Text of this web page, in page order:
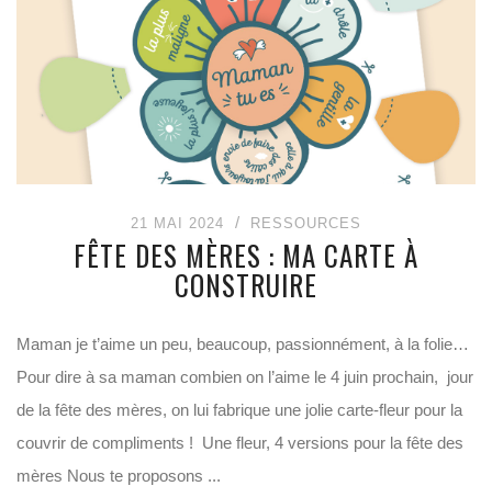
21 MAI 2024 RESSOURCES
FÊTE DES MÈRES : MA CARTE À
CONSTRUIRE
Maman je t’aime un peu, beaucoup, passionnément, à la folie…
Pour dire à sa maman combien on l’aime le 4 juin prochain, jour
de la fête des mères, on lui fabrique une jolie carte-fleur pour la
couvrir de compliments ! Une fleur, 4 versions pour la fête des
mères Nous te proposons ...